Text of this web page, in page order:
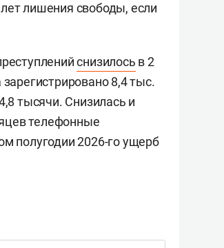
лишения свободы, если
снизилось в 2
8,4 тыс.
тысячи. Снизилась и
телефонные
полугодии 2026-го ущерб